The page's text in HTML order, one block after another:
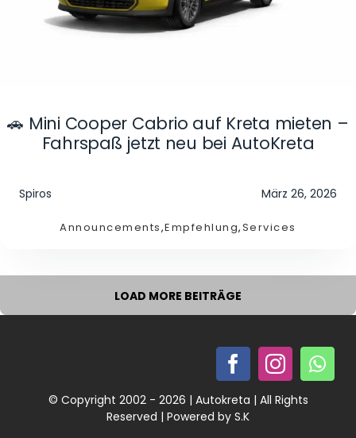
🚗 Mini Cooper Cabrio auf Kreta mieten –
Fahrspaß jetzt neu bei AutoKreta
Spiros März 26, 2026
Announcements,Empfehlung,Services
LOAD MORE BEITRÄGE
© Copyright 2002 - 2026 | Autokreta | All Rights
Reserved | Powered by S.K